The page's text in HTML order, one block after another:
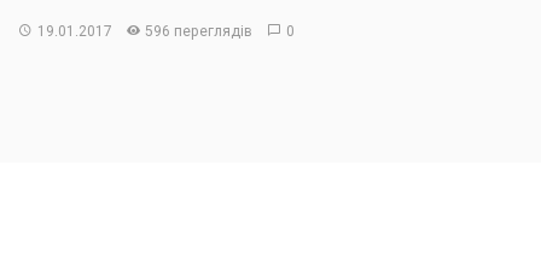
19.01.2017 596 переглядів 0